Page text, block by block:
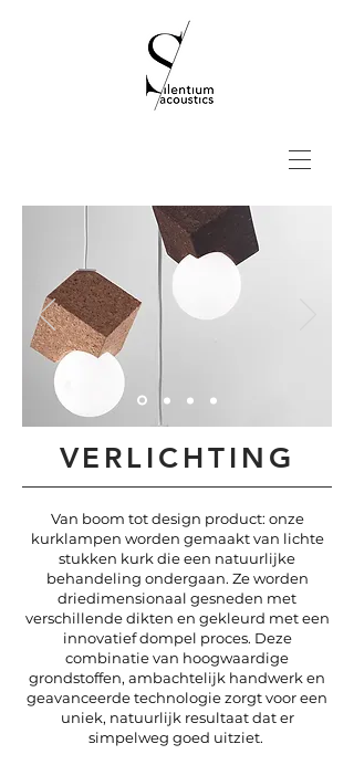
VERLICHTING
Van boom tot design product: onze
kurklampen worden gemaakt van lichte
stukken kurk die een natuurlijke
behandeling ondergaan. Ze worden
driedimensionaal gesneden met
verschillende dikten en gekleurd met een
innovatief dompel proces. Deze
combinatie van hoogwaardige
grondstoffen, ambachtelijk handwerk en
geavanceerde technologie zorgt voor een
uniek, natuurlijk resultaat dat er
simpelweg goed uitziet.